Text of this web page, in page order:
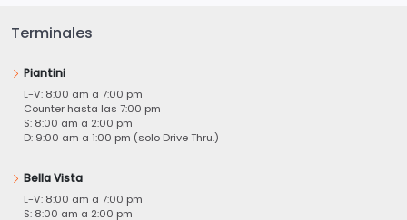
Terminales
Piantini
L-V: 8:00 am a 7:00 pm
Counter hasta las 7:00 pm
S: 8:00 am a 2:00 pm
D: 9:00 am a 1:00 pm (solo Drive Thru.)
Bella Vista
L-V: 8:00 am a 7:00 pm
S: 8:00 am a 2:00 pm